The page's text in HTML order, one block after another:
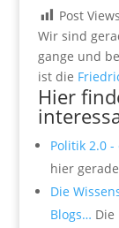
Post
Wir sind
gange und
ist die
Hier
Politik 2.0
hier
Die
Blogs…